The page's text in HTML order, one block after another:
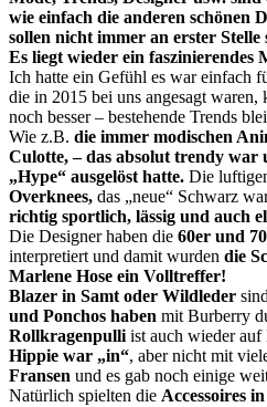
wie einfach die anderen schönen
sollen nicht immer an erster Stelle
Es liegt wieder ein faszinierendes
Ich hatte ein Gefühl es war einfach
die in 2015 bei uns angesagt waren,
noch besser – bestehende Trends
Wie z.B. die immer modischen
Culotte, – das absolut trendy war
„Hype“ ausgelöst hatte. Die
Overknees, das „neue“ Schwarz
richtig sportlich, lässig und auch
Die Designer haben die 60er und
interpretiert und damit wurden die
Marlene Hose ein Volltreffer!
Blazer in Samt oder Wildleder
und Ponchos haben mit Burberry
Rollkragenpulli ist auch wieder auf
Hippie war „in“, aber nicht mit
Fransen und es gab noch einige
Natürlich spielten die Accessoires